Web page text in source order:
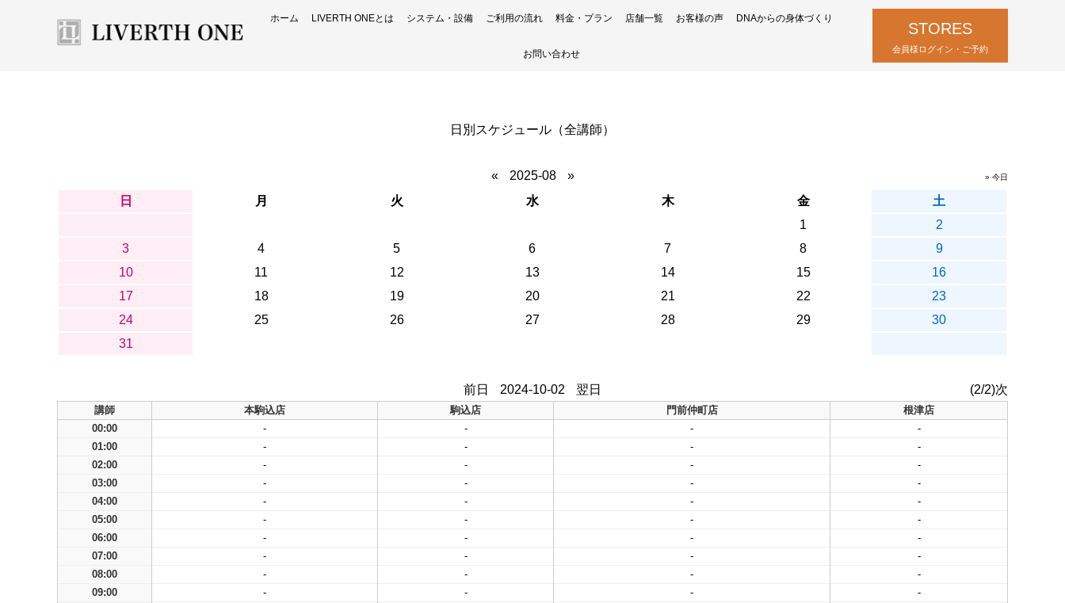
ホーム LIVERTH ONEとは システム・設備 ご利用の流れ 料金・プラン 店舗一覧 お客様の声 DNAからの身体づくり
お問い合わせ
STORES
会員様ログイン・ご予約
日別スケジュール（全講師）
« 2025-08 » » 今日
日 月 火 水 木 金
土
1
2
3
4 5 6 7 8
9
10
11 12 13 14 15
16
17
18 19 20 21 22
23
24
25 26 27 28 29
30
31
前日 2024-10-02 翌日 (2/2)次
講師 本駒込店 駒込店 門前仲町店
根津店
00:00
- - -
-
01:00
- - -
-
02:00
- - -
-
03:00
- - -
-
04:00
- - -
-
05:00
- - -
-
06:00
- - -
-
07:00
- - -
-
08:00
- - -
-
09:00
- - -
-